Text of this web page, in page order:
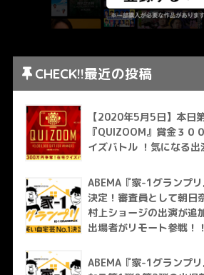
CHECK!!最近の投稿
【2020年5月5日】本日
『QUIZOOM』賞金３０
イズバトル ！気になる
ABEMA『家-1グランプ
決定！審査員として朝日
村上ショージの出演が追
出場者がリモート参戦！！
ABEMA『家-1グランプ